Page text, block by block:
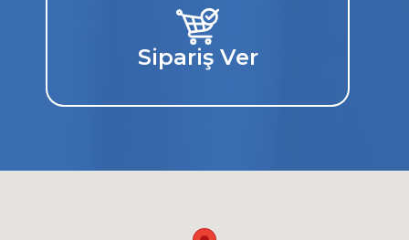
Sipariş Ver